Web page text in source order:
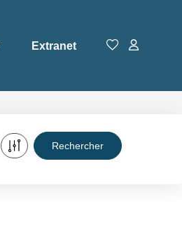
Extranet